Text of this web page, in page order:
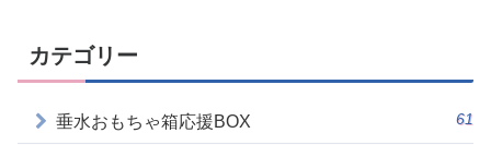
カテゴリー
垂水おもちゃ箱応援BOX 61